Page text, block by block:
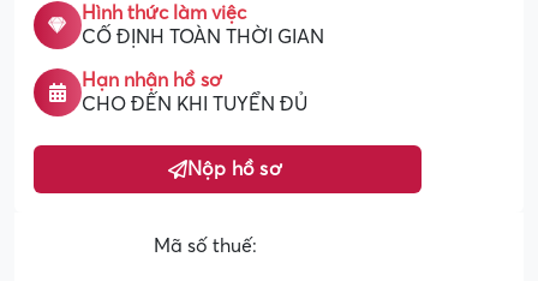
Hình thức làm việc
CỐ ĐỊNH TOÀN THỜI GIAN
Hạn nhận hồ sơ
CHO ĐẾN KHI TUYỂN ĐỦ
Nộp hồ sơ
Mã số thuế: